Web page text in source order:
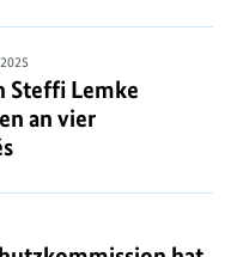
Steffi Lemke
an vier